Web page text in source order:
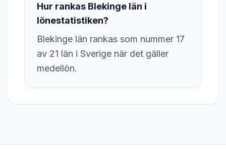
Hur rankas Blekinge län i
lönestatistiken?
Blekinge län rankas som nummer 17
av 21 län i Sverige när det gäller
medellön.